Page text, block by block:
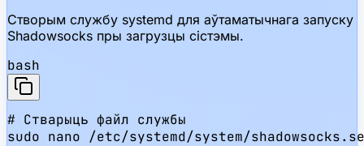
Створым службу systemd для аўтаматычнага запуску
Shadowsocks пры загрузцы сістэмы.
bash
# Стварыць файл службы
sudo nano /etc/systemd/system/